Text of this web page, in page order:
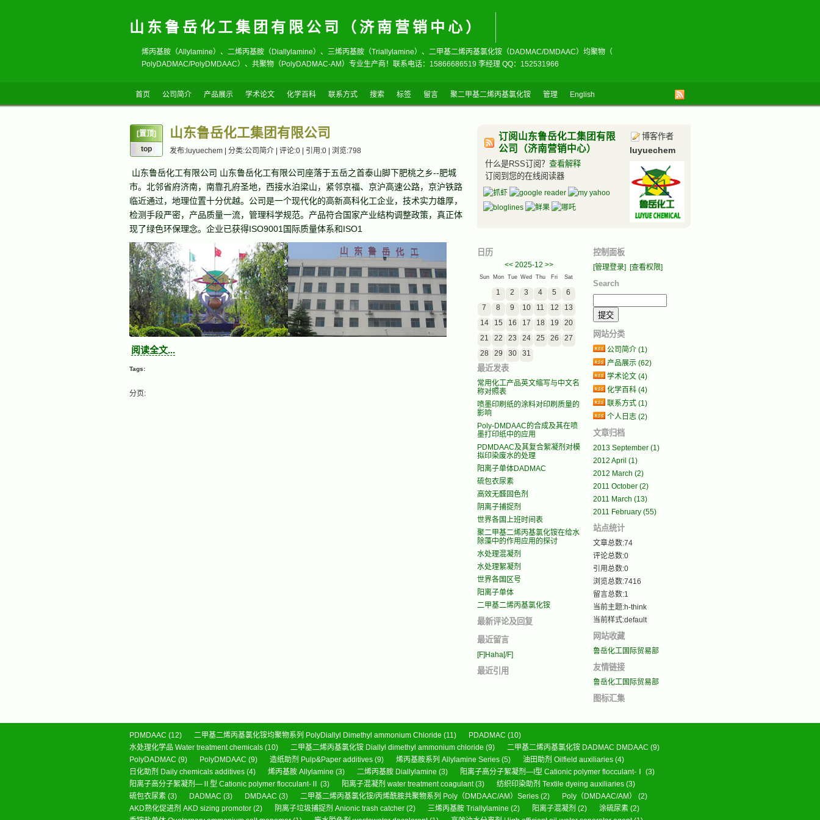
山东鲁岳化工集团有限公司（济南营销中心）
烯丙基胺（Allylamine）、二烯丙基胺（Diallylamine）、三烯丙基胺（Triallylamine）、二甲基二烯丙基氯化铵（DADMAC/DMDAAC）均聚物（
PolyDADMAC/PolyDMDAAC）、共聚物（PolyDADMAC-AM）专业生产商！联系电话：15866686519 李经理 QQ：152531966
首页 公司简介 产品展示 学术论文 化学百科 联系方式 搜索 标签 留言 聚二甲基二烯丙基氯化铵 管理 English
[置顶]
top
山东鲁岳化工集团有限公司
发布:luyuechem | 分类:公司简介 | 评论:0 | 引用:0 | 浏览:798
山东鲁岳化工有限公司 山东鲁岳化工有限公司座落于五岳之首泰山脚下肥桃之乡--肥城
市。北邻省府济南，南靠孔府圣地，西接水泊梁山，紧邻京福、京沪高速公路，京沪铁路
临近通过，地理位置十分优越。公司是一个现代化的高新高科化工企业，技术实力雄厚，
检测手段严密，产品质量一流，管理科学规范。产品符合国家产业结构调整政策，真正体
现了绿色环保理念。企业已获得ISO9001国际质量体系和ISO1
阅读全文...
Tags:
分页:
订阅山东鲁岳化工集团有限
公司（济南营销中心）
什么是RSS订阅？ 查看解释
订阅到您的在线阅读器
博客作者
luyuechem
日历
<< 2025-12 >>
Sun Mon Tue Wed Thu Fri Sat
1 2 3 4 5
6
7
8 9 10 11 12
13
14
15 16 17 18 19
20
21
22 23 24 25 26
27
28
29 30 31
最近发表
常用化工产品英文缩写与中文名
称对照表
喷墨印刷纸的涂料对印刷质量的
影响
Poly-DMDAAC的合成及其在喷
墨打印纸中的应用
PDMDAAC及其复合絮凝剂对模
拟印染废水的处理
阳离子单体DADMAC
硫包衣尿素
高效无醛固色剂
阴离子捕捉剂
世界各国上班时间表
聚二甲基二烯丙基氯化铵在给水
除藻中的作用应用的探讨
水处理混凝剂
水处理絮凝剂
世界各国区号
阳离子单体
二甲基二烯丙基氯化铵
最新评论及回复
最近留言
[F]Haha[/F]
最近引用
控制面板
[管理登录] [查看权限]
Search
网站分类
公司简介 (1)
产品展示 (62)
学术论文 (4)
化学百科 (4)
联系方式 (1)
个人日志 (2)
文章归档
2013 September (1)
2012 April (1)
2012 March (2)
2011 October (2)
2011 March (13)
2011 February (55)
站点统计
文章总数:74
评论总数:0
引用总数:0
浏览总数:7416
留言总数:1
当前主题:h-think
当前样式:default
网站收藏
鲁岳化工国际贸易部
友情链接
鲁岳化工国际贸易部
图标汇集
PDMDAAC (12) 二甲基二烯丙基氯化铵均聚物系列 PolyDiallyl Dimethyl ammonium Chloride (11) PDADMAC (10)
水处理化学品 Water treatment chemicals (10) 二甲基二烯丙基氯化铵 Diallyl dimethyl ammonium chloride (9) 二甲基二烯丙基氯化铵 DADMAC DMDAAC (9)
PolyDADMAC (9) PolyDMDAAC (9) 造纸助剂 Pulp&Paper additives (9) 烯丙基胺系列 Allylamine Series (5) 油田助剂 Oilfield auxiliaries (4)
日化助剂 Daily chemicals additives (4) 烯丙基胺 Allylamine (3) 二烯丙基胺 Diallylamine (3) 阳离子高分子絮凝剂—I型 Cationic polymer flocculant-Ⅰ (3)
阳离子高分子絮凝剂—Ⅱ型 Cationic polymer flocculant-Ⅱ (3) 阳离子混凝剂 water treatment coagulant(3) 纺织印染助剂 Textile dyeing auxiliaries (3)
硫包衣尿素 (3) DADMAC (3) DMDAAC (3) 二甲基二烯丙基氯化铵/丙烯酰胺共聚物系列 Poly（DMDAAC/AM）Series (2) Poly（DMDAAC/AM） (2)
AKD熟化促进剂 AKD sizing promotor (2) 阴离子垃圾捕捉剂 Anionic trash catcher (2) 三烯丙基胺 Triallylamine (2) 阳离子混凝剂 (2) 涂硫尿素 (2)